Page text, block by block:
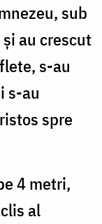
sub
au crescut
s-au
s-au
spre
4 metri,
al